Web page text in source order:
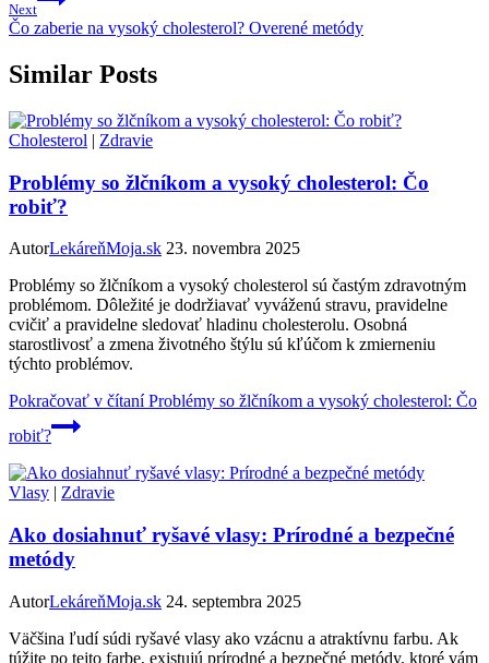
Next
Čo zaberie na vysoký cholesterol? Overené metódy
Similar Posts
Cholesterol | Zdravie
Problémy so žlčníkom a vysoký cholesterol: Čo
robiť?
AutorLekáreňMoja.sk 23. novembra 2025
Problémy so žlčníkom a vysoký cholesterol sú častým zdravotným
problémom. Dôležité je dodržiavať vyváženú stravu, pravidelne
cvičiť a pravidelne sledovať hladinu cholesterolu. Osobná
starostlivosť a zmena životného štýlu sú kľúčom k zmierneniu
týchto problémov.
Pokračovať v čítaníProblémy so žlčníkom a vysoký cholesterol: Čo
robiť?
Vlasy | Zdravie
Ako dosiahnuť ryšavé vlasy: Prírodné a bezpečné
metódy
AutorLekáreňMoja.sk 24. septembra 2025
Väčšina ľudí súdi ryšavé vlasy ako vzácnu a atraktívnu farbu. Ak
túžite po tejto farbe, existujú prírodné a bezpečné metódy, ktoré vám